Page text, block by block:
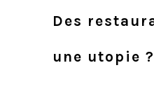
Des
une utopie ?